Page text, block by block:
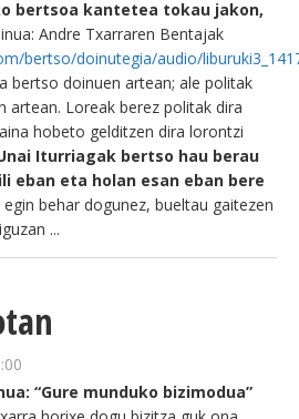
bertsoa kantetea tokau jakon,
Andre Txarraren Bentajak
bertso/doinutegia/audio/
bertso doinuen artean; ale politak
artean. Loreak berez politak dira
hobeto gelditzen dira lorontzi
Iturriagak bertso hau berau
eban eta holan esan eban bere
egin behar dogunez, bueltau gaitezen
...
“Gure munduko bizimodua”